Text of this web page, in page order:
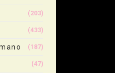
(203)
(433)
(187)
(47)